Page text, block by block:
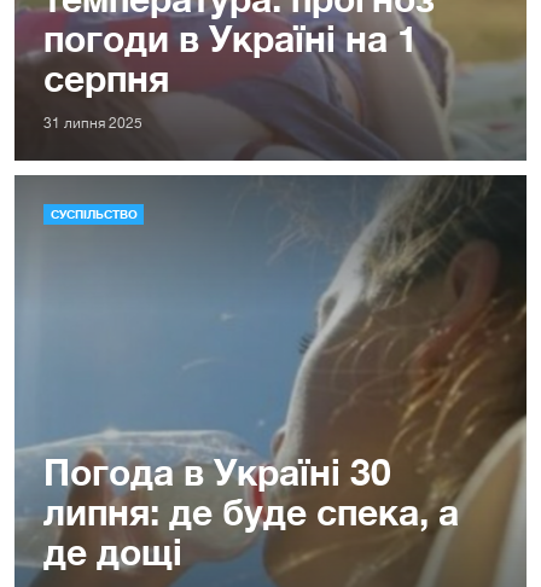
погоди в Україні на 1
серпня
31 липня 2025
СУСПІЛЬСТВО
Погода в Україні 30
липня: де буде спека, а
де дощі